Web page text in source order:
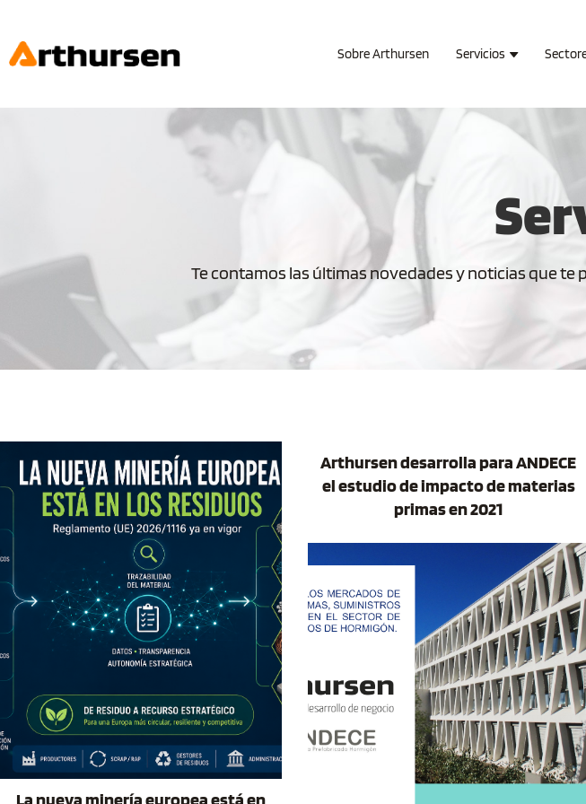
Sobre Arthursen Servicios
Te contamos las últimas novedades y noticias que
La nueva minería europea está en
Arthursen desarrolla para ANDECE
el estudio de impacto de materias
primas en 2021